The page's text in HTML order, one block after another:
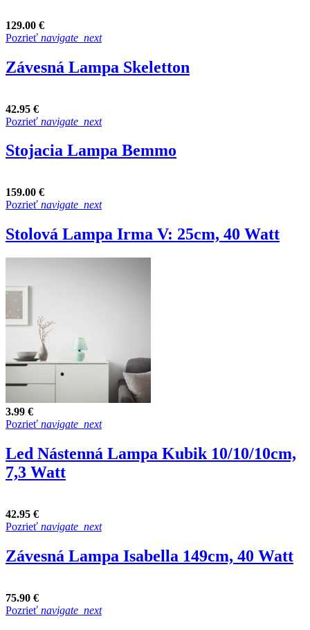
129.00 €
Pozrieť navigate_next
Závesná Lampa Skeletton
42.95 €
Pozrieť navigate_next
Stojacia Lampa Bemmo
159.00 €
Pozrieť navigate_next
Stolová Lampa Irma V: 25cm, 40 Watt
3.99 €
Pozrieť navigate_next
Led Nástenná Lampa Kubik 10/10/10cm,
7,3 Watt
42.95 €
Pozrieť navigate_next
Závesná Lampa Isabella 149cm, 40 Watt
75.90 €
Pozrieť navigate_next